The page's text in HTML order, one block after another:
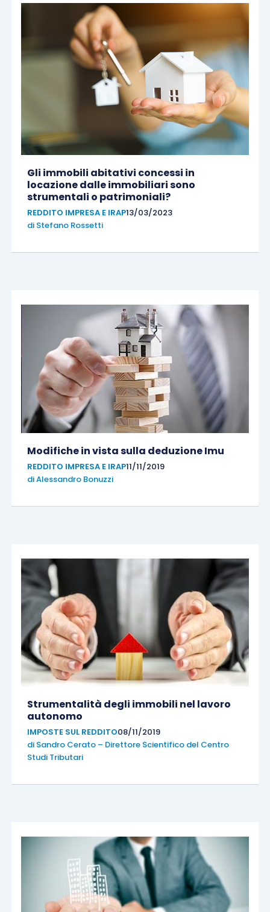
Gli immobili abitativi concessi in
locazione dalle immobiliari sono
strumentali o patrimoniali?
REDDITO IMPRESA E IRAP13/03/2023
di Stefano Rossetti
Modifiche in vista sulla deduzione Imu
REDDITO IMPRESA E IRAP11/11/2019
diAlessandro Bonuzzi
Strumentalità degli immobili nel lavoro
autonomo
IMPOSTE SUL REDDITO08/11/2019
di Sandro Cerato – Direttore Scientifico del Centro
Studi Tributari